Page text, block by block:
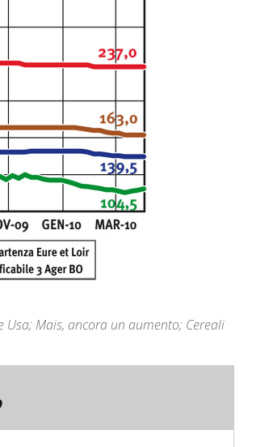
Usa; Mais, ancora un aumento; Cereali